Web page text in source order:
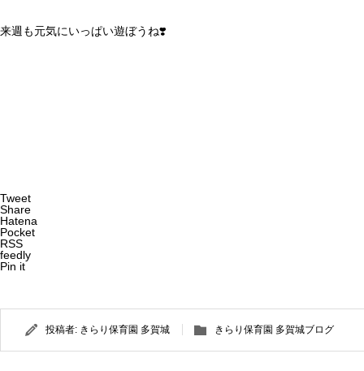
来週も元気にいっぱい遊ぼうね❣️
Tweet
Share
Hatena
Pocket
RSS
feedly
Pin it
投稿者: きらり保育園 多賀城 きらり保育園 多賀城ブログ